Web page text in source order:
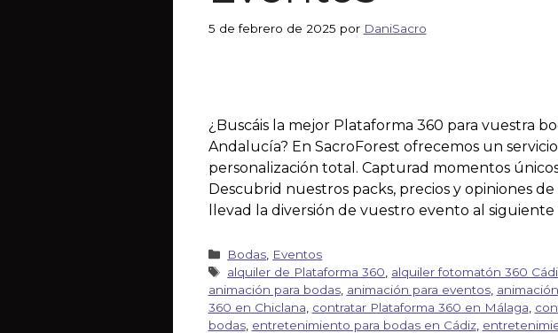
5 de febrero de 2025 por DaniSacro
¿Buscáis la mejor Plataforma 360 para vuestra
Andalucía? En SacroForest ofrecemos un
personalización total. Capturad momentos
Descubrid nuestros packs, precios y opiniones
llevad la diversión de vuestro evento al siguiente
Bodas Eventos
alquiler de Plataforma 360 alquiler fotomatón 360
animación para bodas, animación para eventos,
360 en Chiclana contratar Plataforma 360 en Málaga
bodas, entretenimiento para bodas en Cádiz,